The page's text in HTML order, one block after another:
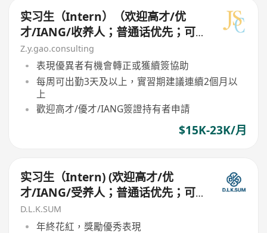
实习生（Intern）（欢迎高才/优
才/IANG/收养人；普通话优先；可
转正/续签)
Z.y.gao.consulting
表現優異者有機會轉正或獲續簽協助
每周可出勤3天及以上，實習期建議連續2個月以
上
歡迎高才/優才/IANG簽證持有者申請
$15K-23K/月
实习生（Intern) (欢迎高才/优
才/IANG/受养人；普通话优先；可
转正/续签）
D.L.K.SUM
年終花紅，獎勵優秀表現